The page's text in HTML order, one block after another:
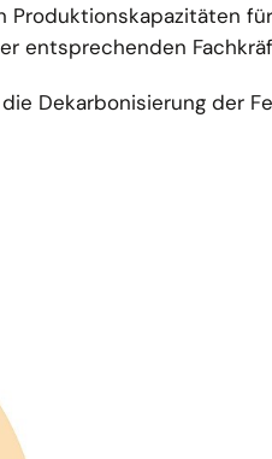
Produktionskapazitäten für
entsprechenden
Dekarbonisierung der